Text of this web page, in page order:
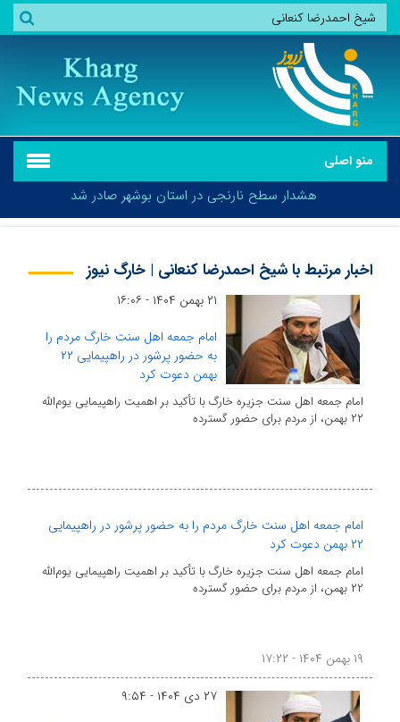
منو اصلی
هشدار سطح نارنجی در استان بوشهر صادر شد
هشدار سطح نارنجی در استان بوشهر صادر شد
اخبار مرتبط با شیخ احمدرضا کنعانی | خارگ نیوز
۲۱ بهمن ۱۴۰۴ - ۱۶:۰۶
امام جمعه اهل سنت خارگ مردم را
به حضور پرشور در راهپیمایی ۲۲
بهمن دعوت کرد
امام جمعه اهل سنت جزیره خارگ با تأکید بر اهمیت راهپیمایی یوم‌الله
۲۲ بهمن، از مردم برای حضور گسترده
امام جمعه اهل سنت خارگ مردم را به حضور پرشور در راهپیمایی
۲۲ بهمن دعوت کرد
امام جمعه اهل سنت جزیره خارگ با تأکید بر اهمیت راهپیمایی یوم‌الله
۲۲ بهمن، از مردم برای حضور گسترده
۱۹ بهمن ۱۴۰۴ - ۱۷:۲۲
۲۷ دی ۱۴۰۴ - ۹:۵۴